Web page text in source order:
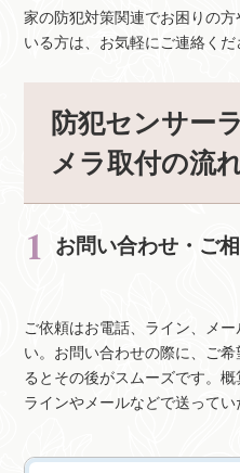
家の防犯対策関連でお困りの
いる方は、お気軽にご連絡くだ
防犯センサー
メラ取付の流
お問い合わせ・ご
ご依頼はお電話、ライン、メ
い。お問い合わせの際に、ご
るとその後がスムーズです。
ラインやメールなどで送ってい